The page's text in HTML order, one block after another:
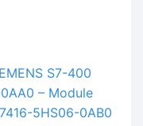
S7-400
– Module
5HS06-0AB0